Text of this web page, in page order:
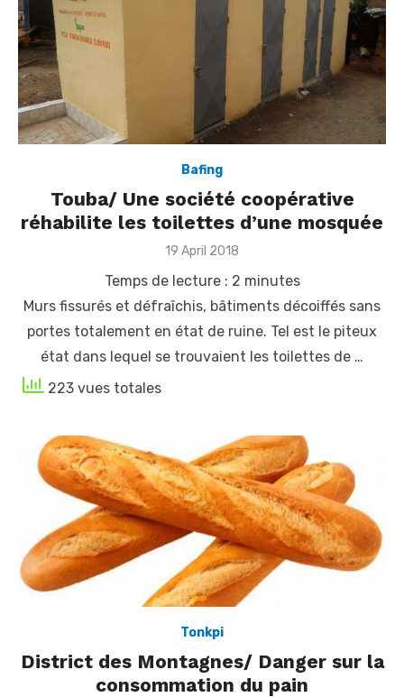
Bafing
Touba/ Une société coopérative
réhabilite les toilettes d’une mosquée
Posted
19 April 2018
Temps de lecture : 2 minutes
Murs fissurés et défraîchis, bâtiments décoiffés sans
portes totalement en état de ruine. Tel est le piteux
état dans lequel se trouvaient les toilettes de …
223 vues totales
Tonkpi
District des Montagnes/ Danger sur la
consommation du pain